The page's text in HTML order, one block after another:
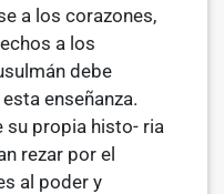
a los corazones,
a los
debe
enseñanza.
su propia histo- ria
rezar por el
al poder y